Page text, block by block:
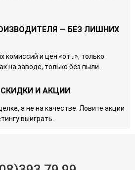
— БЕЗ ЛИШНИХ
комиссий и цен «от…», только
на заводе, только без пыли.
И АКЦИИ
а не на качестве. Ловите акции
выиграть.